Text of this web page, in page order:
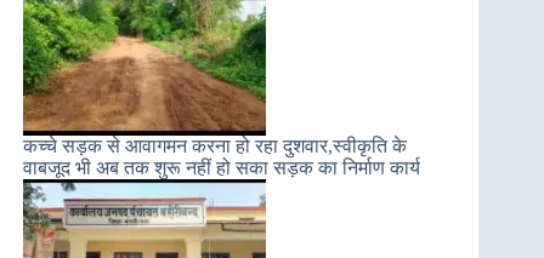
कच्चे सड़क से आवागमन करना हो रहा दुशवार,स्वीकृति के
वाबजूद भी अब तक शुरू नहीं हो सका सड़क का निर्माण कार्य